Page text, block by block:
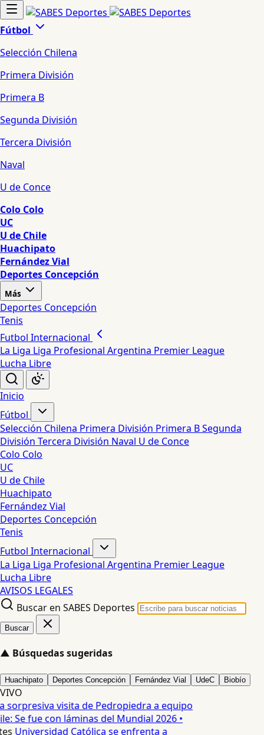
Fútbol
Selección Chilena
Primera División
Primera B
Segunda División
Tercera División
Naval
U de Conce
Colo Colo
UC
U de Chile
Huachipato
Fernández Vial
Deportes Concepción
Más
Deportes Concepción
Tenis
Futbol Internacional
La Liga Liga Profesional Argentina Premier League
Lucha Libre
Inicio
Fútbol
Selección Chilena Primera División Primera BSegunda
División Tercera División Naval U de Conce
Colo Colo
UC
U de Chile
Huachipato
Fernández Vial
Deportes Concepción
Tenis
Futbol Internacional
La Liga Liga Profesional Argentina Premier League
Lucha Libre
AVISOS LEGALES
Buscar en SABES Deportes
Buscar
▲ Búsquedas sugeridas
Huachipato Deportes Concepción Fernández Vial UdeC Biobío
VIVO
sorpresiva visita de Pedropiedra a equipo
Se fue con láminas del Mundial 2026 •
Universidad Católica se enfrenta a